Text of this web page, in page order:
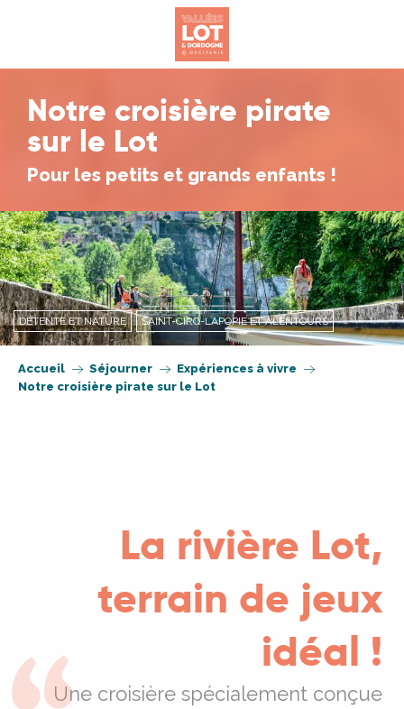
Notre croisière pirate
sur le Lot
Pour les petits et grands enfants !
DÉTENTE ET NATURE SAINT-CIRQ-LAPOPIE ET ALENTOURS
Accueil Séjourner
Expériences à vivre
Notre croisière pirate sur le Lot
La rivière Lot,
terrain de jeux
idéal !
Une croisière spécialement conçue